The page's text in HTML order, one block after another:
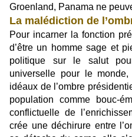
Groenland, Panama ne
La malédiction de
Pour incarner la fonction
d’être un homme sage et
politique sur le salut
universelle pour le
idéaux de l’ombre
population comme bouc-
conflictuelle de
crée une déchirure entre